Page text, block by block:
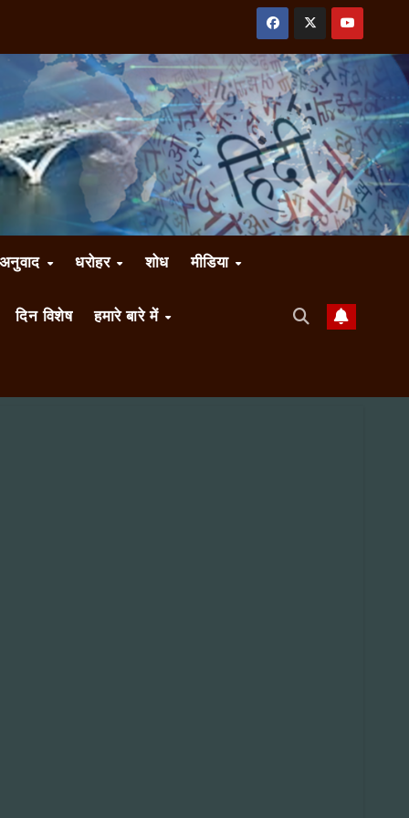
धरोहर शोध मीडिया
दिन विशेष हमारे बारे में